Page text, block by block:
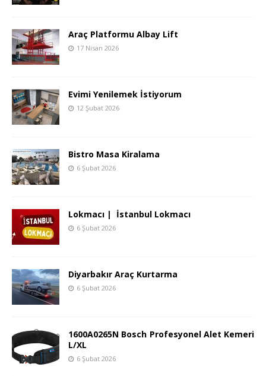
Araç Platformu Albay Lift
17 Nisan 2026
Evimi Yenilemek İstiyorum
12 Şubat 2026
Bistro Masa Kiralama
6 Şubat 2026
Lokmacı | İstanbul Lokmacı
6 Şubat 2026
Diyarbakır Araç Kurtarma
6 Şubat 2026
1600A0265N Bosch Profesyonel Alet Kemeri
L/XL
6 Şubat 2026